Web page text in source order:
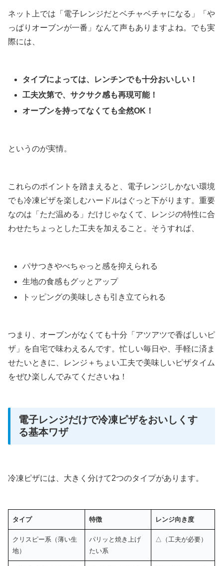
ネット上では「電子レンジだとベチャベチャになる」「や
っぱりオーブンが一番」なんて声もありますよね。でも実
際には、
タイプによっては、レンチンでも十分おいしい！
工夫次第で、サクサク感も再現可能！
オーブンを持ってなくても全然OK！
というのが実情。
これらのポイントを踏まえると、電子レンジしかない環境
でも冷凍ピザを楽しむハードルはぐっと下がります。重要
なのは「ただ温める」だけじゃなくて、レンジの特性に合
わせたちょっとした工夫を加えること。そうすれば、
パサつきやべちゃっと感を抑えられる
生地の食感もグッとアップ
トッピングの美味しさも引き立てられる
つまり、オーブンがなくても十分「アツアツで香ばしいピ
ザ」を自宅で味わえるんです。忙しい毎日や、手軽に済ま
せたいときに、レンジ＋ちょい工夫で美味しいピザタイム
をぜひ楽しんでみてくださいね！
電子レンジだけで冷凍ピザをおいしくす
る基本ワザ
冷凍ピザには、大きく分けて2つのタイプがあります。
タイプ 特徴 レンジ向き度
クリスピー系（薄い生
地）
パリッと焼き上げ
たい系
△（工夫が必要）